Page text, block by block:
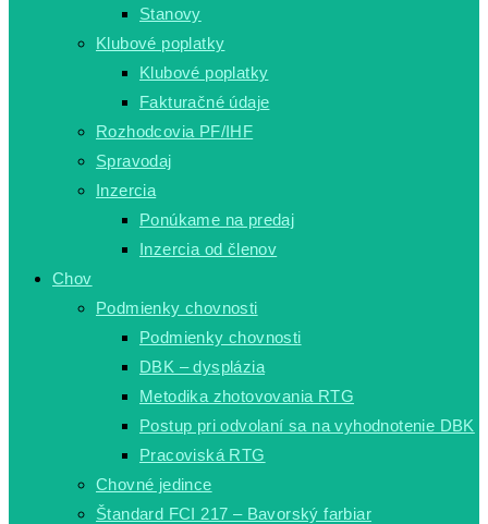
Stanovy
Klubové poplatky
Klubové poplatky
Fakturačné údaje
Rozhodcovia PF/IHF
Spravodaj
Inzercia
Ponúkame na predaj
Inzercia od členov
Chov
Podmienky chovnosti
Podmienky chovnosti
DBK – dysplázia
Metodika zhotovovania RTG
Postup pri odvolaní sa na vyhodnotenie DBK
Pracoviská RTG
Chovné jedince
Štandard FCI 217 – Bavorský farbiar